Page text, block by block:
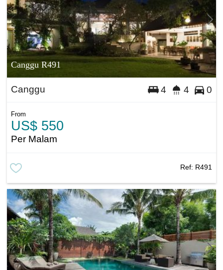
Canggu R491
Canggu 4 4 0
From
US$ 550
Per Malam
Ref: R491